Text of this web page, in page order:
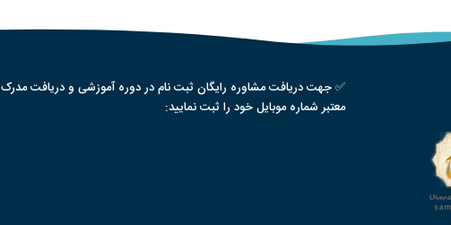
✅ جهت دریافت مشاوره رایگان ثبت نام در دوره آموزشی و دریافت مدرک
معتبر شماره موبایل خود را ثبت نمایید: